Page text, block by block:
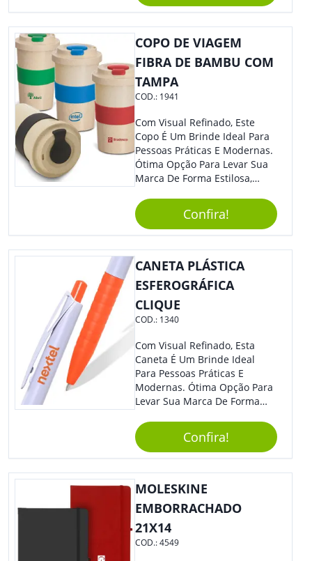
COPO DE VIAGEM
FIBRA DE BAMBU COM
TAMPA
COD.: 1941
Com Visual Refinado, Este
Copo É Um Brinde Ideal Para
Pessoas Práticas E Modernas.
Ótima Opção Para Levar Sua
Marca De Forma Estilosa,
Empresa Em Eventos,
Reuniões Corporativas Ou Até
Mesmo Para Presentear
Colaboradores.
Confira!
CANETA PLÁSTICA
ESFEROGRÁFICA
CLIQUE
COD.: 1340
Com Visual Refinado, Esta
Caneta É Um Brinde Ideal
Para Pessoas Práticas E
Modernas. Ótima Opção Para
Levar Sua Marca De Forma
Sua Empresa Em Eventos,
Reuniões Corporativas Ou Até
Mesmo Para Presentear
Colaboradores.
Confira!
MOLESKINE
EMBORRACHADO
21X14
COD.:4549